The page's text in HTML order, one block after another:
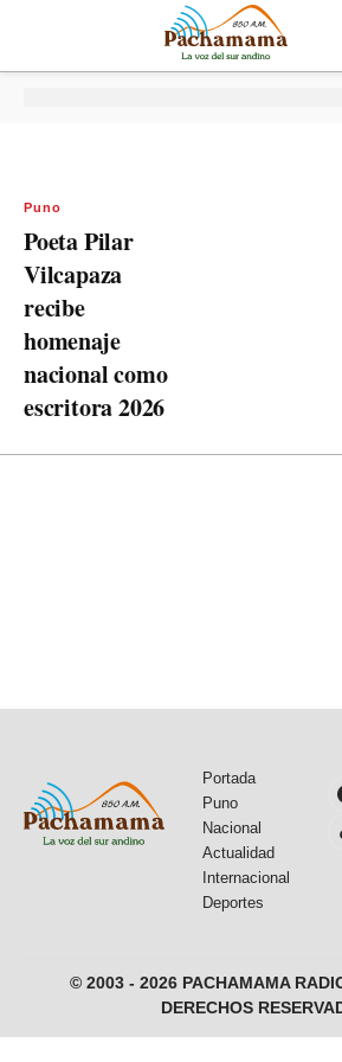
Puno
Poeta Pilar
Vilcapaza
recibe
homenaje
nacional como
escritora 2026
Portada
Puno
Nacional
Actualidad
Internacional
Deportes
© 2003 - 2026 PACHAMAMA
DERECHOS